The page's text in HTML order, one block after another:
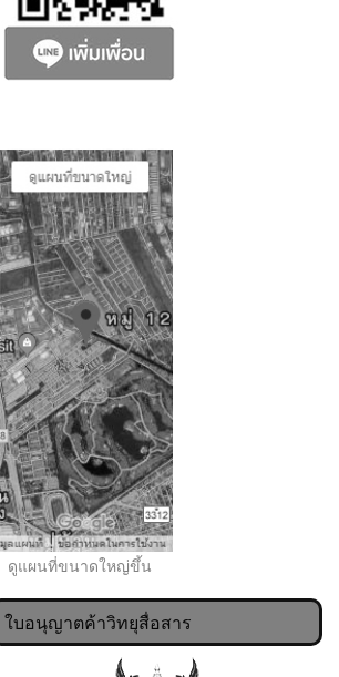
ดูแผนที่ขนาดใหญ่ขึ้น
ใบอนุญาตค้าวิทยุสื่อสาร